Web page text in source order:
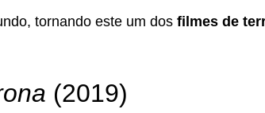
tornando este um dos filmes de
(2019)